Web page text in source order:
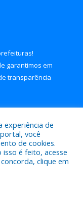
!
garantimos em
transparência
Municipal de Soure.
experiência de
você
de cookies.
é feito, acesse
concorda, clique em